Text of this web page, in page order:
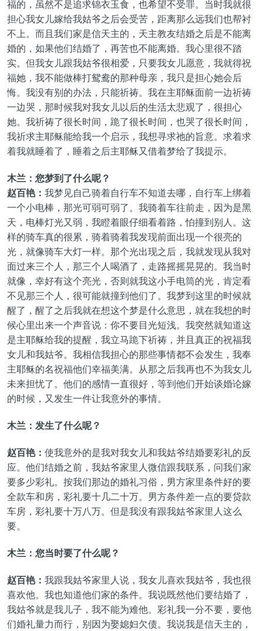
福的，虽然不是追求锦衣玉食，也希望不受罪。当时我就很
担心我女儿嫁给我姑爷之后会受苦，距离那么远我们也帮衬
不上。而且我们家是信天主的，天主教友结婚之后是不能离
婚的，如果他们结婚了，再苦也不能离婚。我心里很不踏
实。但我女儿跟我姑爷很相爱，只要我女儿愿意，我就得祝
福她，我不能做棒打鸳鸯的那种母亲，我只是担心她会后
悔。我没有别的办法，只能祈祷。我在主耶稣面前一边祈祷
一边哭，那时候我对我女儿以后的生活太悲观了，很担心
她。我祈祷了很长时间，跪了很长时间，也哭了很长时间，
我祈求主耶稣能给我一个启示，我想寻求祂的旨意。求着求
着我就睡着了，睡着之后主耶稣又借着梦给了我提示。
木兰：您梦到了什么呢？
赵百艳： 我梦见自己骑着自行车不知道去哪，自行车上绑着
一个小电棒，那光可弱可弱了。我骑着车往前走，因为是黑
天，电棒灯光又弱，我瞪着眼仔细看着路，怕撞到别人。这
样的骑车真的很累，骑着骑着我发现前面出现一个很亮的
光，就像骑车大灯一样。那个光出现之后，我就发现从我对
面过来三个人，那三个人喝酒了，走路摇摇晃晃的。我当时
就像，幸好有这个亮光，否则就我这小手电筒的光，肯定看
不见那三个人，很可能就撞到他们了。我梦到这里的时候就
醒了，醒了之后我就在想这个梦是什么意思，就在我想的时
候心里出来一个声音说：你不要目光短浅。我突然就知道这
是主耶稣给我的提醒，我立马跪下祈祷，并且真正的祝福我
女儿和我姑爷。我相信我担心的那些事情都不会发生，我奉
主耶稣的名祝福他们幸福美满。从那之后我再也不为我女儿
未来担忧了。他们的感情一直很好，等到他们开始谈婚论嫁
的时候，又发生一件让我意外的事情。
木兰：发生了什么呢？
赵百艳： 使我意外的是我对我女儿和我姑爷结婚要彩礼的反
应。他们结婚之前，我姑爷家里人微信跟我联系，问我们家
要多少彩礼。按我们那边的婚礼习俗，男方家里条件好的要
全款车和房，彩礼要十几二十万。男方条件差一点的要贷款
车房，彩礼要十万八万。但是我没有跟我姑爷家里人这么
要。
木兰：您当时要了什么呢？
赵百艳： 我跟我姑爷家里人说，我女儿喜欢我姑爷，我也很
喜欢他。我也知道他们家的条件。我说既然他们要结婚了，
我姑爷就是我儿子，我不能为难他。彩礼我一分不要，要他
们婚礼量力而行，别因为娶媳妇欠债。我说我是信天主的，